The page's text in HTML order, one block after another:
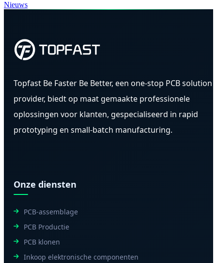
Nieuws
Topfast Be Faster Be Better, een one-stop PCB solution
provider, biedt op maat gemaakte professionele
oplossingen voor klanten, gespecialiseerd in rapid
prototyping en small-batch manufacturing.
Onze diensten
PCB-assemblage
PCB Productie
PCB klonen
Inkoop elektronische componenten